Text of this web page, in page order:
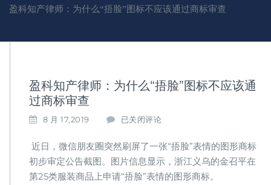
盈科知产律师：为什么“捂脸”图标不应该通过商标审查
盈科知产律师：为什么“捂脸”图标不应该通
过商标审查
8 月 17,2019
盈
知
产
律
师：
已关闭评论
近日，微信朋友圈突然刷屏了一张“捂脸”表情的图形商标
初步审定公告截图。图片信息显示，浙江义乌的金召平在
第25类服装商品上申请“捂脸”表情的图形商标。